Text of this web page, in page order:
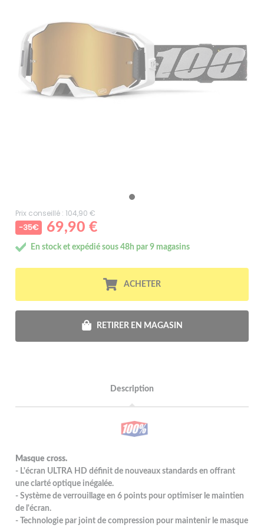
Prix conseillé : 104,90 €
-35€
69,90 €
En stock et expédié sous 48h par 9 magasins
ACHETER
RETIRER EN MAGASIN
Description
Masque cross.
- L'écran ULTRA HD définit de nouveaux standards en offrant
une clarté optique inégalée.
- Système de verrouillage en 6 points pour optimiser le maintien
de l'écran.
- Technologie par joint de compression pour maintenir le masque